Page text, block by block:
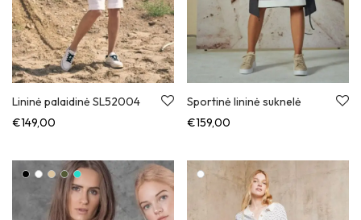
Lininė palaidinė SL52004
€149,00
Sportinė lininė suknelė
€159,00